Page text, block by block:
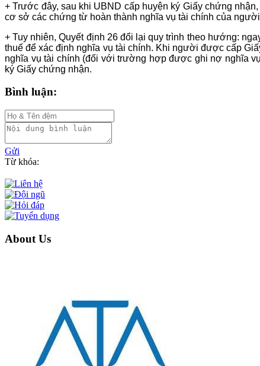
+ Trước đây, sau khi UBND cấp huyện ký Giấy chứng
cơ sở các chứng từ hoàn thành nghĩa vụ tài chính của
+ Tuy nhiên, Quyết định 26 đổi lại quy trình theo hướng:
thuế để xác định nghĩa vụ tài chính. Khi người được cấp
nghĩa vụ tài chính (đối với trường hợp được ghi nợ nghĩa
ký Giấy chứng nhận.
Bình luận:
Gửi
Từ khóa:
About Us